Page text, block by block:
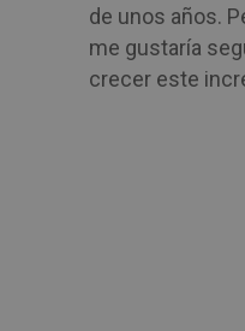
de unos años.
me gustaría
crecer este